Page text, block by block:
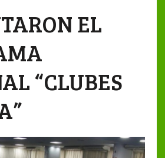
EL
“CLUBES